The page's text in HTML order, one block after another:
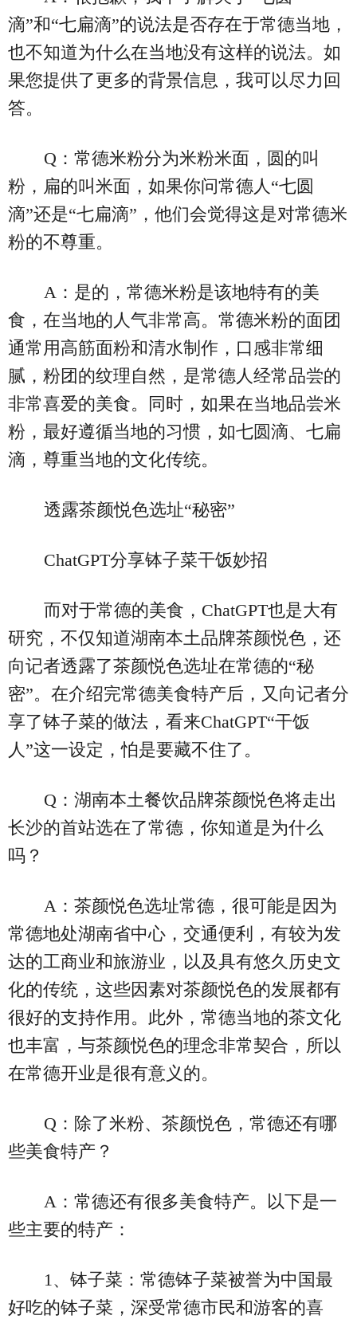
滴”和“七扁滴”的说法是否存在于常德当地，
也不知道为什么在当地没有这样的说法。如
果您提供了更多的背景信息，我可以尽力回
答。
Q：常德米粉分为米粉米面，圆的叫
粉，扁的叫米面，如果你问常德人“七圆
滴”还是“七扁滴”，他们会觉得这是对常德米
粉的不尊重。
A：是的，常德米粉是该地特有的美
食，在当地的人气非常高。常德米粉的面团
通常用高筋面粉和清水制作，口感非常细
腻，粉团的纹理自然，是常德人经常品尝的
非常喜爱的美食。同时，如果在当地品尝米
粉，最好遵循当地的习惯，如七圆滴、七扁
滴，尊重当地的文化传统。
透露茶颜悦色选址“秘密”
ChatGPT分享钵子菜干饭妙招
而对于常德的美食，ChatGPT也是大有
研究，不仅知道湖南本土品牌茶颜悦色，还
向记者透露了茶颜悦色选址在常德的“秘
密”。在介绍完常德美食特产后，又向记者分
享了钵子菜的做法，看来ChatGPT“干饭
人”这一设定，怕是要藏不住了。
Q：湖南本土餐饮品牌茶颜悦色将走出
长沙的首站选在了常德，你知道是为什么
吗？
A：茶颜悦色选址常德，很可能是因为
常德地处湖南省中心，交通便利，有较为发
达的工商业和旅游业，以及具有悠久历史文
化的传统，这些因素对茶颜悦色的发展都有
很好的支持作用。此外，常德当地的茶文化
也丰富，与茶颜悦色的理念非常契合，所以
在常德开业是很有意义的。
Q：除了米粉、茶颜悦色，常德还有哪
些美食特产？
A：常德还有很多美食特产。以下是一
些主要的特产：
1、钵子菜：常德钵子菜被誉为中国最
好吃的钵子菜，深受常德市民和游客的喜